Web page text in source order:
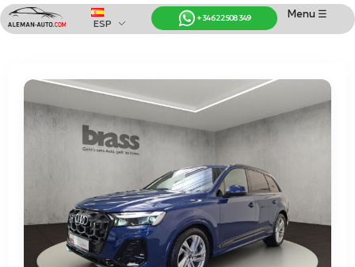
Coches de Alemania
Importación de Coches de Alemania
Menu ☰
+34 622 508 349
ESP